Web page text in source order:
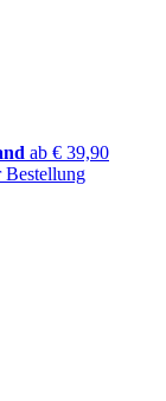
ab € 39,90
Bestellung